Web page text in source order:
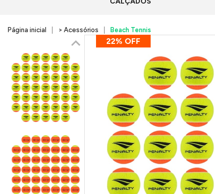
Página inicial > Acessórios Beach Tennis
22% OFF